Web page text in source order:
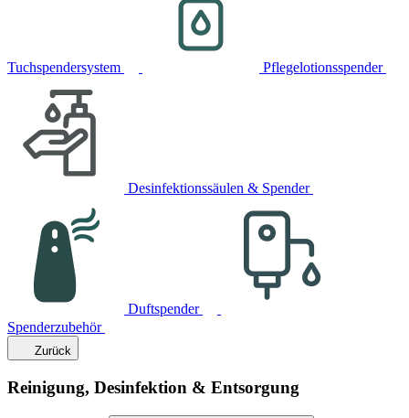
Tuchspendersystem Pflegelotionsspender
Desinfektionssäulen & Spender
Duftspender
Spenderzubehör
Zurück
Reinigung, Desinfektion & Entsorgung